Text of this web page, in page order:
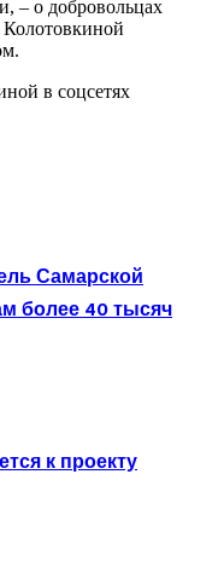
– о добровольцах
в соцсетях
Самарской
более 40 тысяч
к проекту